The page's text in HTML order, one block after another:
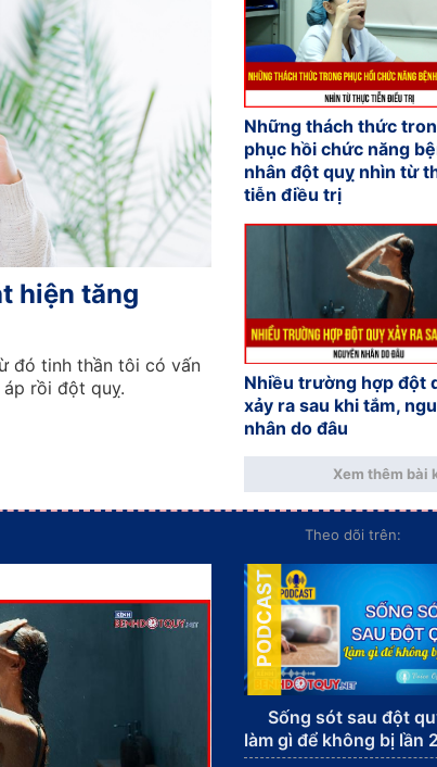
hiện tăng
đó tinh thần tôi có vấn
rồi đột quỵ.
Những thách thức
phục hồi chức năng
nhân đột quỵ nhìn từ
tiễn điều trị
Nhiều trường hợp đột
xảy ra sau khi tắm,
nhân do đâu
Xem thêm bài
Theo dõi trên:
PODCAST
Sống sót sau đột
làm gì để không bị lần